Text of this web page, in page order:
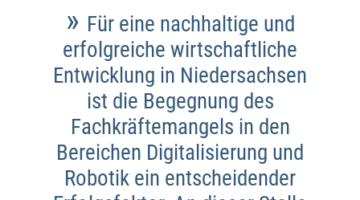
» Für eine nachhaltige und
erfolgreiche wirtschaftliche
Entwicklung in Niedersachsen
ist die Begegnung des
Fachkräftemangels in den
Bereichen Digitalisierung und
Robotik ein entscheidender